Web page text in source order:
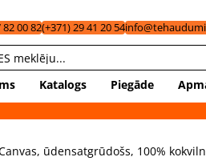
82 00 82(+371) 29 41 20 54
Katalogs Piegāde
ūdensatgrūdošs, 100%